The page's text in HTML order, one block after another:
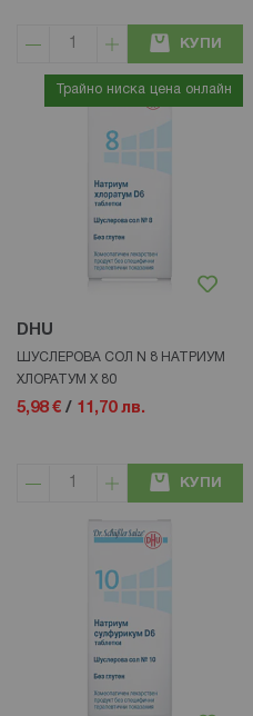
КУПИ
Трайно ниска цена онлайн
DHU
ШУСЛЕРОВА СОЛ N 8 НАТРИУМ
ХЛОРАТУМ Х 80
5,98 € / 11,70 лв.
КУПИ